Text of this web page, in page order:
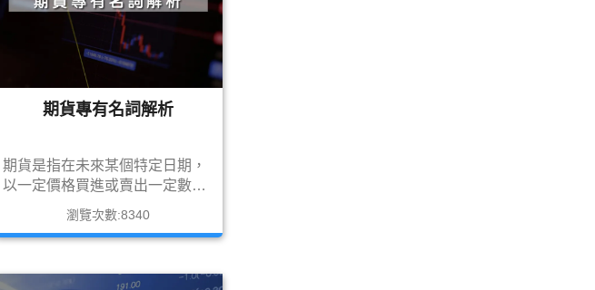
期貨專有名詞解析
期貨是指在未來某個特定日期，
以一定價格買進或賣出一定數量
的某種資產，如商品、股票、債
券等，期貨交易是一種標準化的
合約，交易過程需要遵循特定的
瀏覽次數:8340